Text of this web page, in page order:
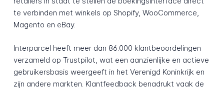
te verbinden met winkels op Shopify, WooCommerce,
Magento en eBay.
Interparcel heeft meer dan 86.000 klantbeoordelingen
verzameld op Trustpilot, wat een aanzienlijke en actieve
gebruikersbasis weergeeft in het Verenigd Koninkrijk en
zijn andere markten. Klantfeedback benadrukt vaak de